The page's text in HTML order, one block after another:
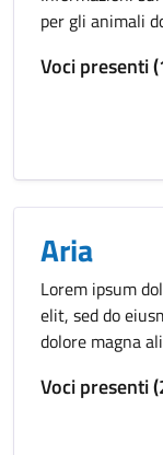
per gli animali
Voci presenti
Aria
Lorem ipsum
elit, sed do
dolore magna
Voci presenti